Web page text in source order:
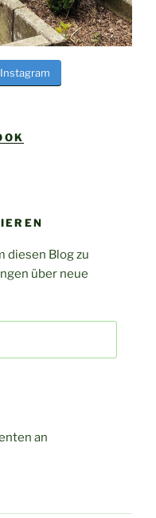
diesen Blog zu
über neue
an